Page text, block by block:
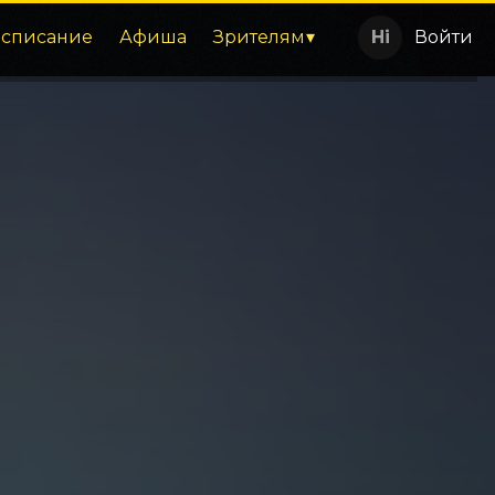
Афиша Зрителям Войти